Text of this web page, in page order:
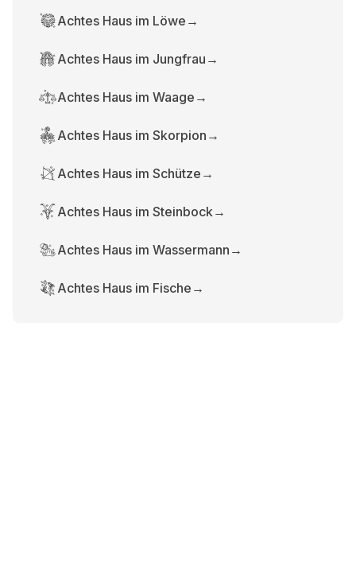
Achtes Haus im Löwe →
Achtes Haus im Jungfrau →
Achtes Haus im Waage →
Achtes Haus im Skorpion →
Achtes Haus im Schütze →
Achtes Haus im Steinbock→
Achtes Haus im Wassermann →
Achtes Haus im Fische →